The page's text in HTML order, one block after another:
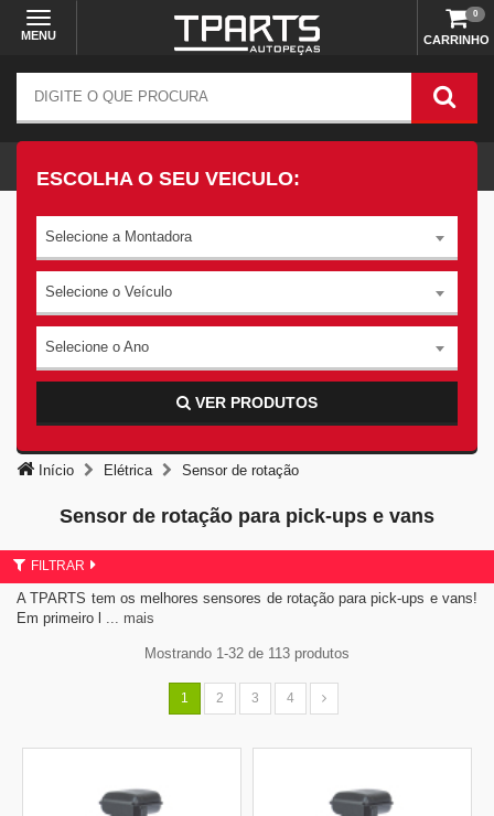
MENU CARRINHO
0
ESCOLHA O SEU VEICULO:
Selecione a Montadora
Selecione o Veículo
Selecione o Ano
VER PRODUTOS
Início Elétrica Sensor de rotação
Sensor de rotação para pick-ups e vans
FILTRAR
A TPARTS tem os melhores sensores de rotação para pick-ups e vans!
Em primeiro l ... mais
Mostrando 1-32 de 113 produtos
1 2 3 4